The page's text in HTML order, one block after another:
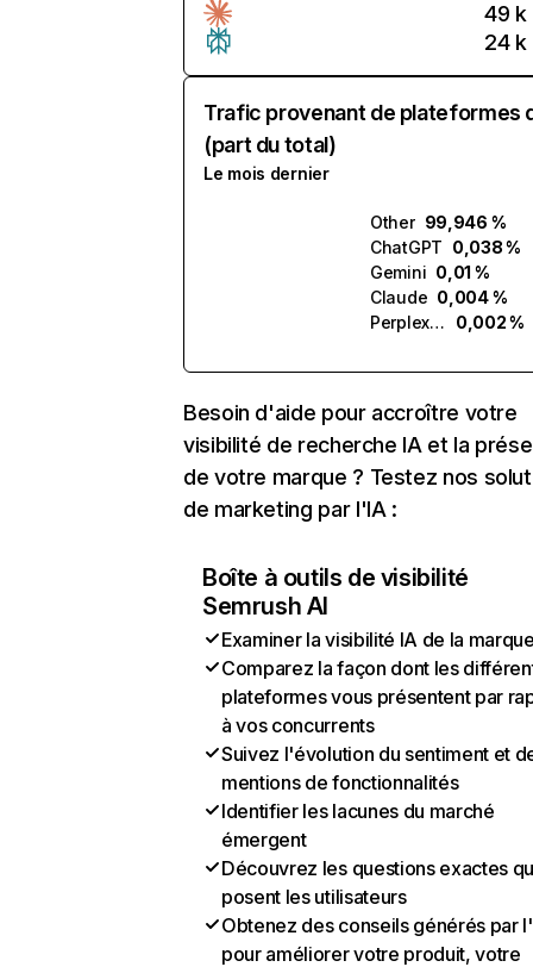
49 k
24 k
Trafic provenant de plateformes
(part du total)
Le mois dernier
Other 99,946 %
ChatGPT 0,038 %
Gemini 0,01 %
Claude 0,004 %
Perplexity
0,002 %
Besoin d'aide pour accroître votre
visibilité de recherche IA et la
de votre marque ? Testez nos
de marketing par l'IA :
Boîte à outils de visibilité
Semrush AI
Examiner la visibilité IA de la
Comparez la façon dont les
plateformes vous présentent par
à vos concurrents
Suivez l'évolution du sentiment et
mentions de fonctionnalités
Identifier les lacunes du marché
émergent
Découvrez les questions exactes
posent les utilisateurs
Obtenez des conseils générés par
pour améliorer votre produit, votre